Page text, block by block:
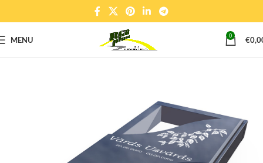
MENU 0 €